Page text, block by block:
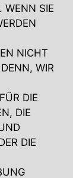
WENN SIE
NICHT
WIR
DIE
DIE
DIE